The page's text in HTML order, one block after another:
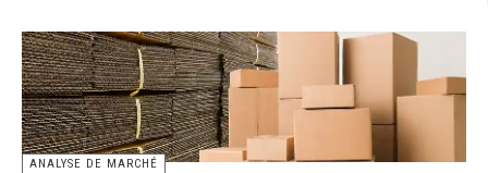
ANALYSE DE MARCHÉ